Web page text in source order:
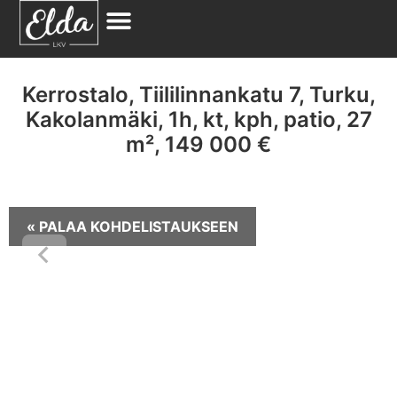
Kerrostalo, Tiililinnankatu 7, Turku,
Kakolanmäki, 1h, kt, kph, patio, 27
m², 149 000 €
« PALAA KOHDELISTAUKSEEN